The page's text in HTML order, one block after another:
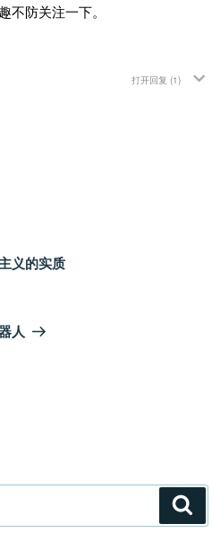
不防关注一下。
打开回复 (1)
义的实质
人